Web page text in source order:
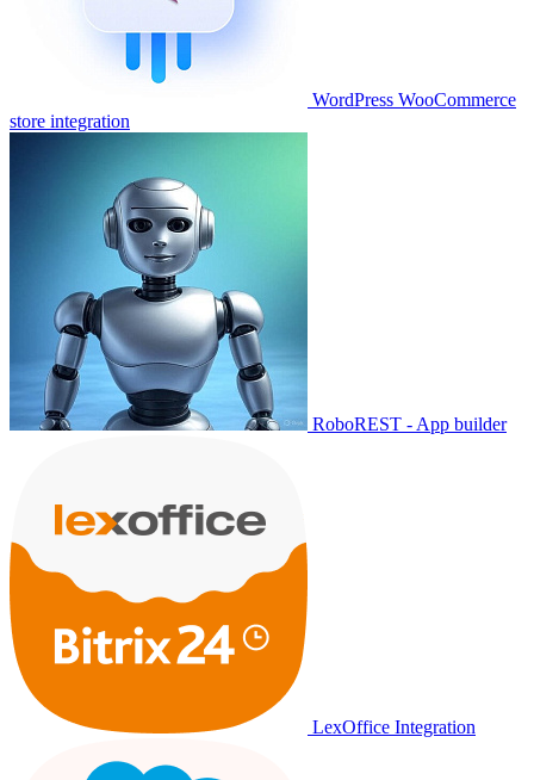
WordPress WooCommerce
store integration
RoboREST - App builder
LexOffice Integration